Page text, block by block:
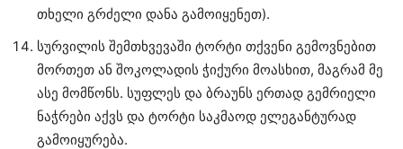
თხელი გრძელი დანა გამოიყენეთ).
სურვილის შემთხვევაში ტორტი თქვენი გემოვნებით
მორთეთ ან შოკოლადის ჭიქური მოასხით, მაგრამ მე
ასე მომწონს. სუფლეს და ბრაუნს ერთად გემრიელი
ნაჭრები აქვს და ტორტი საკმაოდ ელეგანტურად
გამოიყურება.